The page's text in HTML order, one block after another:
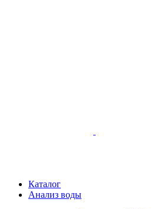
Каталог
Анализ воды